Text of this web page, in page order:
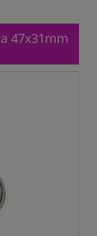
47x31mm